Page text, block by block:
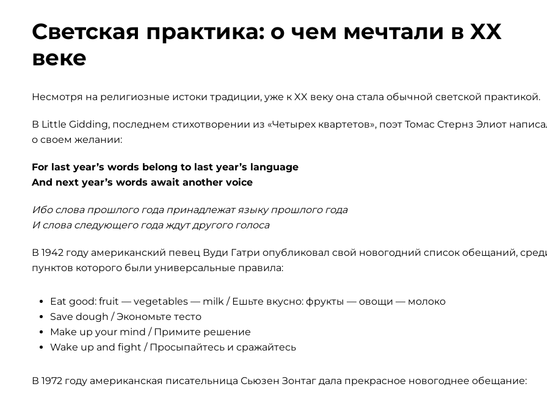
Светская практика: о чем мечтали в XX
веке
Несмотря на религиозные истоки традиции, уже к XX веку она стала обычной светской практикой.
В Little Gidding, последнем стихотворении из «Четырех квартетов», поэт Томас Стернз Элиот
о своем желании:
For last year’s words belong to last year’s language
And next year’s words await another voice
Ибо слова прошлого года принадлежат языку прошлого года
И слова следующего года ждут другого голоса
В 1942 году американский певец Вуди Гатри опубликовал свой новогодний список обещаний,
пунктов которого были универсальные правила:
Eat good: fruit — vegetables — milk / Ешьте вкусно: фрукты — овощи — молоко
Save dough / Экономьте тесто
Make up your mind / Примите решение
Wake up and fight / Просыпайтесь и сражайтесь
В 1972 году американская писательница Сьюзен Зонтаг дала прекрасное новогоднее обещание: